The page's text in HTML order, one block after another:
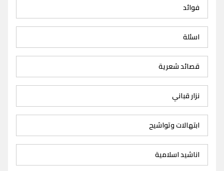
فوائد
اسئلة
قصائد شعرية
نزار قباني
ابتهالات وتواشيح
اناشيد اسلامية